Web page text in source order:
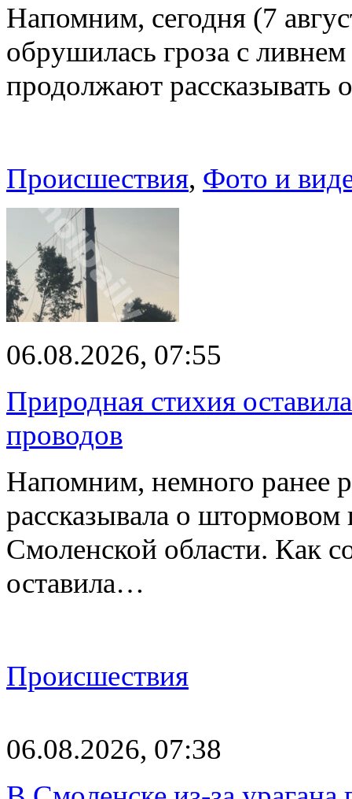
Напомним, сегодня (7
обрушилась гроза с
продолжают рассказывать
Происшествия, Фото и
06.08.2026, 07:55
Природная стихия
проводов
Напомним, немного ранее
рассказывала о
Смоленской области. Как
оставила…
Происшествия
06.08.2026, 07:38